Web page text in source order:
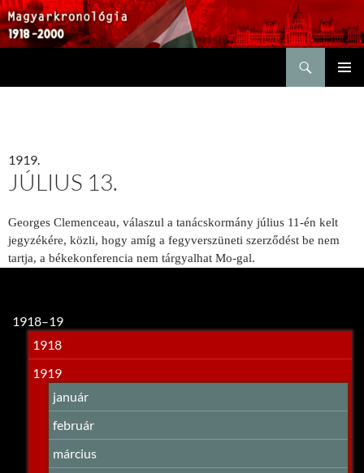
1919.
JÚLIUS 13.
Georges Clemenceau, válaszul a tanácskormány július 11-én kelt
jegyzékére, közli, hogy amíg a fegyverszüneti szerződést be nem
tartja, a békekonferencia nem tárgyalhat Mo-gal.
1918–19
1918
1919
január
február
március